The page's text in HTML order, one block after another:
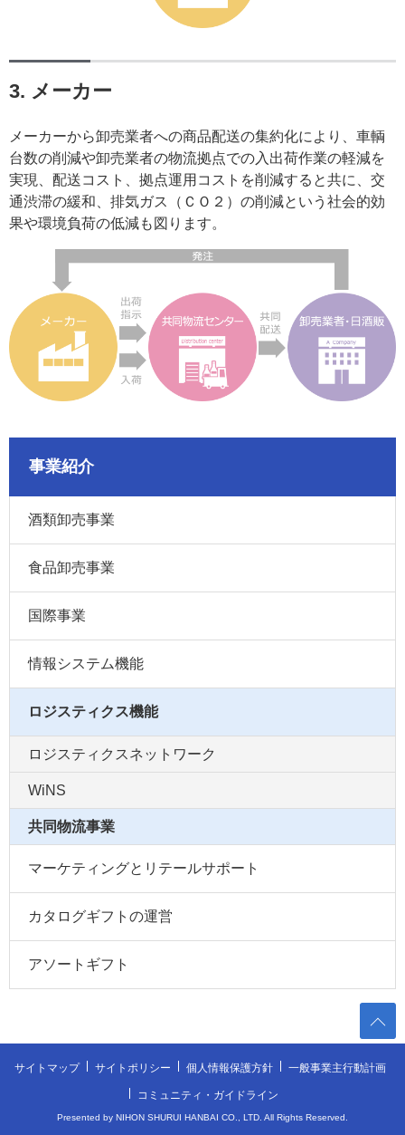
3. メーカー
メーカーから卸売業者への商品配送の集約化により、車輌
台数の削減や卸売業者の物流拠点での入出荷作業の軽減を
実現、配送コスト、拠点運用コストを削減すると共に、交
通渋滞の緩和、排気ガス（ＣＯ２）の削減という社会的効
果や環境負荷の低減も図ります。
事業紹介
酒類卸売事業
食品卸売事業
国際事業
情報システム機能
ロジスティクス機能
ロジスティクスネットワーク
WiNS
共同物流事業
マーケティングとリテールサポート
カタログギフトの運営
アソートギフト
サイトマップ サイトポリシー 個人情報保護方針 一般事業主行動計画
コミュニティ・ガイドライン
Presented by NIHON SHURUI HANBAI CO., LTD. All Rights Reserved.